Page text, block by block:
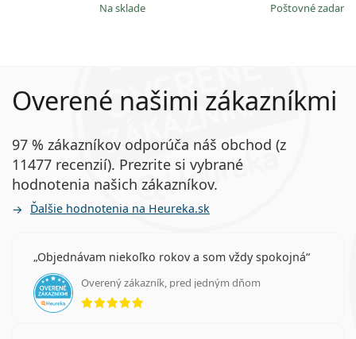
na sklade Poštovné
Overené našimi zákazníkmi
97 % zákazníkov odporúča náš obchod (z
11477 recenzií). Prezrite si vybrané
hodnotenia našich zákazníkov.
Ďalšie hodnotenia na Heureka.sk
Objednávam niekoľko rokov a som vždy spokojná
Overený zákazník, pred jedným dňom
hodnotenie 5 z 5